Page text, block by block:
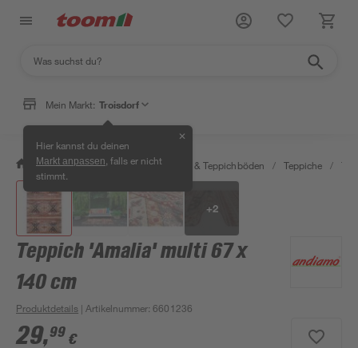
Mein Markt: Troisdorf
Hier kannst du deinen
Markt anpassen , falls er nicht
stimmt.
✕
/ Wohnen & Haushalt / Teppiche & Teppichböden / Teppiche /
+2
Teppich 'Amalia' multi 67 x
140 cm
Produktdetails | Artikelnummer:6601236
29,99 €